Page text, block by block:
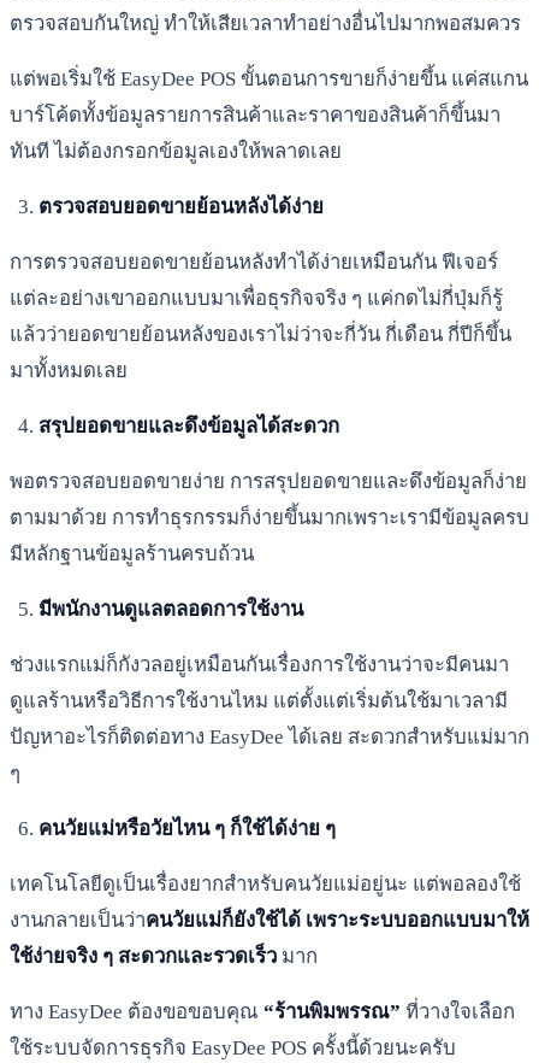
ตรวจสอบกันใหญ่ ทำให้เสียเวลาทำอย่างอื่นไปมากพอสมควร
แต่พอเริ่มใช้ EasyDee POS ขั้นตอนการขายก็ง่ายขึ้น แค่สแกน
บาร์โค้ดทั้งข้อมูลรายการสินค้าและราคาของสินค้าก็ขึ้นมา
ทันที ไม่ต้องกรอกข้อมูลเองให้พลาดเลย
ตรวจสอบยอดขายย้อนหลังได้ง่าย
การตรวจสอบยอดขายย้อนหลังทำได้ง่ายเหมือนกัน ฟีเจอร์
แต่ละอย่างเขาออกแบบมาเพื่อธุรกิจจริง ๆ แค่กดไม่กี่ปุ่มก็รู้
แล้วว่ายอดขายย้อนหลังของเราไม่ว่าจะกี่วัน กี่เดือน กี่ปีก็ขึ้น
มาทั้งหมดเลย
สรุปยอดขายและดึงข้อมูลได้สะดวก
พอตรวจสอบยอดขายง่าย การสรุปยอดขายและดึงข้อมูลก็ง่าย
ตามมาด้วย การทำธุรกรรมก็ง่ายขึ้นมากเพราะเรามีข้อมูลครบ
มีหลักฐานข้อมูลร้านครบถ้วน
มีพนักงานดูแลตลอดการใช้งาน
ช่วงแรกแม่ก็กังวลอยู่เหมือนกันเรื่องการใช้งานว่าจะมีคนมา
ดูแลร้านหรือวิธีการใช้งานไหม แต่ตั้งแต่เริ่มต้นใช้มาเวลามี
ปัญหาอะไรก็ติดต่อทาง EasyDee ได้เลย สะดวกสำหรับแม่มาก
ๆ
คนวัยแม่หรือวัยไหน ๆ ก็ใช้ได้ง่าย ๆ
เทคโนโลยีดูเป็นเรื่องยากสำหรับคนวัยแม่อยู่นะ แต่พอลองใช้
งานกลายเป็นว่าคนวัยแม่ก็ยังใช้ได้ เพราะระบบออกแบบมาให้
ใช้ง่ายจริง ๆ สะดวกและรวดเร็ว มาก
ทาง EasyDee ต้องขอขอบคุณ “ร้านพิมพรรณ” ที่วางใจเลือก
ใช้ระบบจัดการธุรกิจ EasyDee POS ครั้งนี้ด้วยนะครับ